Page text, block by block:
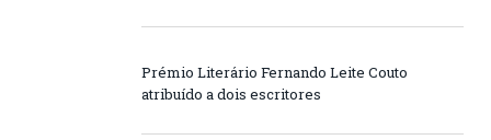
Prémio Literário Fernando Leite Couto
atribuído a dois escritores